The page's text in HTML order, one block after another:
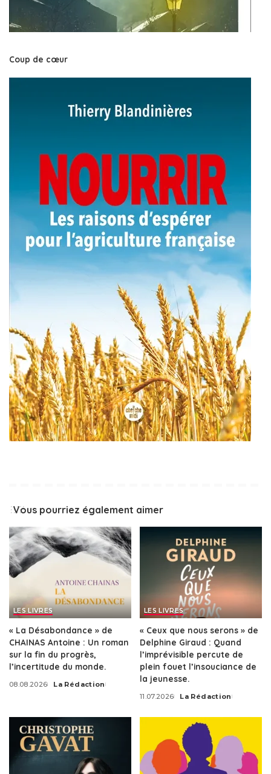
Coup de cœur
Vous pourriez également aimer
LES LIVRES
« La Désabondance » de
CHAINAS Antoine : Un roman
sur la fin du progrès,
l’incertitude du monde.
08.08.2026
Posted
La Rédaction
LES LIVRES
« Ceux que nous serons » de
Delphine Giraud : Quand
l’imprévisible percute de
plein fouet l’insouciance de
la jeunesse.
11.07.2026
Posted
La Rédaction